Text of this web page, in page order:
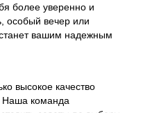
более уверенно и
особый вечер или
вашим надежным
высокое качество
Наша команда